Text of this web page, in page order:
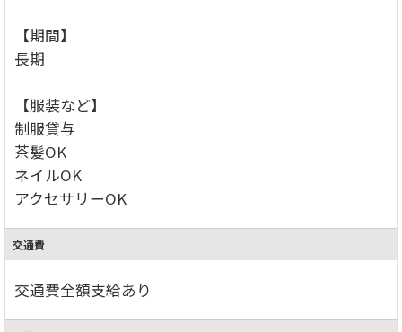
【期間】
長期
【服装など】
制服貸与
茶髪OK
ネイルOK
アクセサリーOK
交通費
交通費全額支給あり